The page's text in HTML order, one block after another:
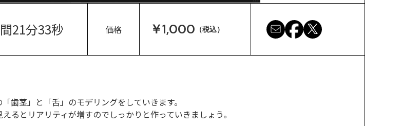
21分33秒 価格 ￥1,000 （税込）
歯茎」と「舌」のモデリングをしていきます。
るとリアリティが増すのでしっかりと作っていきましょう。